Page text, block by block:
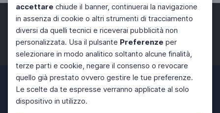
accettare chiude il banner, continuerai la navigazione
in assenza di cookie o altri strumenti di tracciamento
diversi da quelli tecnici e riceverai pubblicità non
personalizzata. Usa il pulsante Preferenze per
selezionare in modo analitico soltanto alcune finalità,
terze parti e cookie, negare il consenso o revocare
quello già prestato ovvero gestire le tue preferenze.
Le scelte da te espresse verranno applicate al solo
dispositivo in utilizzo.
Facebook Twitter Instagram